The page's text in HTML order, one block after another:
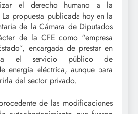
el derecho humano a la
La propuesta publicada hoy en la
de la Cámara de Diputados
de la CFE como “empresa
encargada de prestar en
el servicio público de
energía eléctrica, aunque para
del sector privado.
de las modificaciones